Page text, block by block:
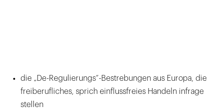
die „De-Regulierungs“-Bestrebungen aus Europa, die
freiberufliches, sprich einflussfreies Handeln infrage
stellen